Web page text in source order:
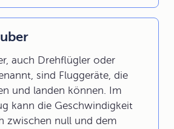
auch Drehflügler oder
sind Fluggeräte, die
und landen können. Im
kann die Geschwindigkeit
zwischen null und dem